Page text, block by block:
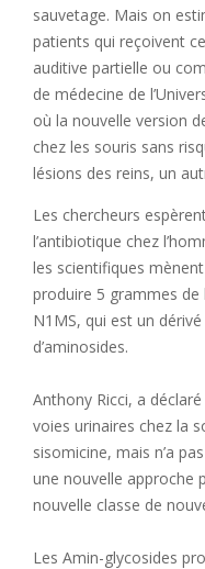
sauvetage. Mais on
patients qui reçoivent
auditive partielle ou
de médecine de
où la nouvelle version
chez les souris sans
lésions des reins, un
Les chercheurs
l’antibiotique chez
les scientifiques
produire 5 grammes de
N1MS, qui est un
d’aminosides.
Anthony Ricci, a
voies urinaires chez la
sisomicine, mais n’a
une nouvelle approche
nouvelle classe de
Les Amin-glycosides